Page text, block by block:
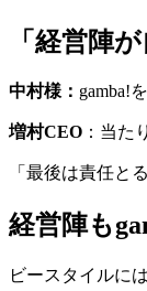
「経営陣
中村様： gamba!
増村CEO ：当た
「最後は責任と
経営陣も
ビースタイルに